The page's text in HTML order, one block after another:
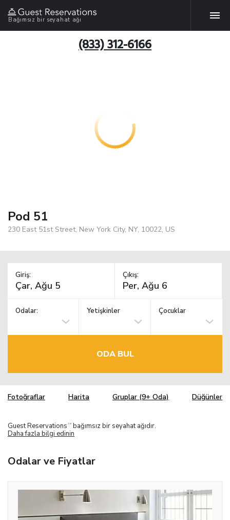
Bağımsız bir seyahat ağı
(833) 312-6166
Pod 51
230 East 51st Street, New York City, NY, 10022, US
Giriş: Çıkış:
Odalar: Yetişkinler Çocuklar
ODA BUL
Fotoğraflar Harita Gruplar (9+ Oda) Düğünler
Guest Reservations TM bağımsız bir seyahat ağıdır.
Daha fazla bilgi edinin
Odalar ve Fiyatlar